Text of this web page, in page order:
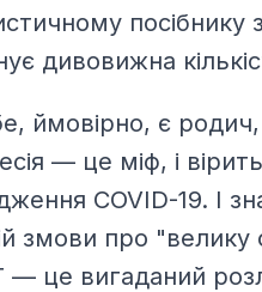
посібнику
дивовижна
ймовірно, є
— це міф, і
COVID-19. І
змови про
це вигаданий